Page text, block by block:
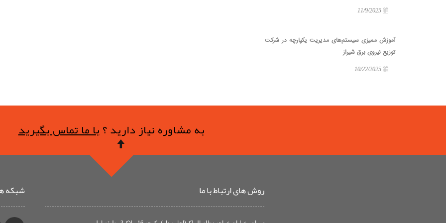
آموزش ممیزی سیستم‌های مدیریت یکپارچه در شرکت
توزیع نیروی برق شیراز
به مشاوره نیاز دارید ؟با ما تماس بگیرید
روش های ارتباط با ما شبکه